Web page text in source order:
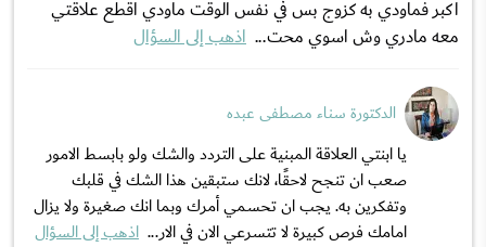
اكبر فماودي به كزوج بس في نفس الوقت ماودي اقطع علاقتي
معه مادري وش اسوي محت... اذهب إلى السؤال
الدكتورة سناء مصطفى عبده
يا ابنتي العلاقة المبنية على التردد والشك ولو بابسط الامور
صعب ان تنجح لاحقًا، لانك ستبقين هذا الشك في قلبك
وتفكرين به. يجب ان تحسمي أمرك وبما انك صغيرة ولا يزال
امامك فرص كبيرة لا تتسرعي الان في الار... اذهب إلى السؤال